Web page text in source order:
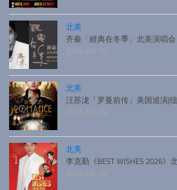
北美
齐秦「經典在冬季」北美演唱会
2026-03-15
北美
汪苏泷「罗曼前传」美国巡演|
2026-02-15
北美
李克勤《BEST WISHES 2026》
2026-02-15